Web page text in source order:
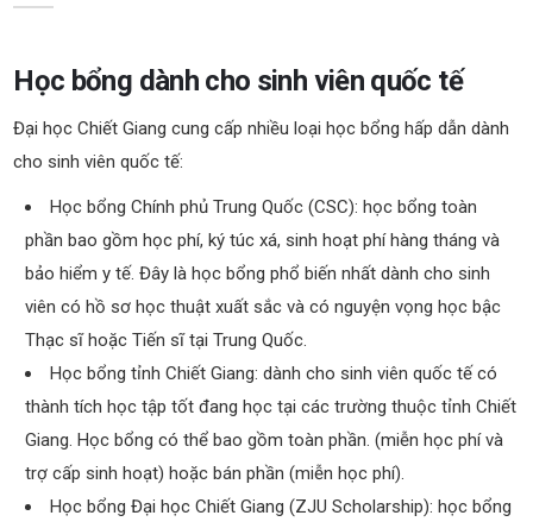
Học bổng dành cho sinh viên quốc tế
Đại học Chiết Giang cung cấp nhiều loại học bổng hấp dẫn dành
cho sinh viên quốc tế:
Học bổng Chính phủ Trung Quốc (CSC): học bổng toàn
phần bao gồm học phí, ký túc xá, sinh hoạt phí hàng tháng và
bảo hiểm y tế. Đây là học bổng phổ biến nhất dành cho sinh
viên có hồ sơ học thuật xuất sắc và có nguyện vọng học bậc
Thạc sĩ hoặc Tiến sĩ tại Trung Quốc.
Học bổng tỉnh Chiết Giang: dành cho sinh viên quốc tế có
thành tích học tập tốt đang học tại các trường thuộc tỉnh Chiết
Giang. Học bổng có thể bao gồm toàn phần. (miễn học phí và
trợ cấp sinh hoạt) hoặc bán phần (miễn học phí).
Học bổng Đại học Chiết Giang (ZJU Scholarship): học bổng